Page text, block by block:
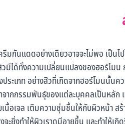
มกันแดดอย่างเดียวอาจจะไม่พอ เป็น
มีได้ทั้งความเปลี่ยนแปลงของฮอร์โม
ระเภท อย่างสิวที่เกิดจากฮอร์โมนนั้
จากกรรมพันธุ์ของแต่ละบุคคลเป็นหลัก
เนื้อเจล เติมความชุ่มชื้นให้กับผิวหน้า